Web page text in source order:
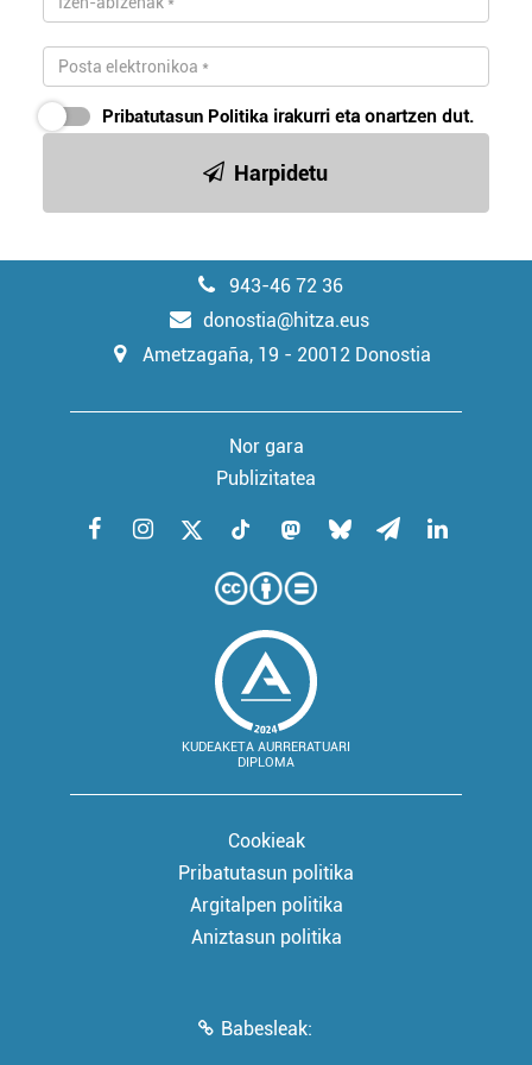
Pribatutasun Politika irakurri eta onartzen dut.
Harpidetu
943-46 72 36
donostia@hitza.eus
Ametzagaña, 19 - 20012 Donostia
Nor gara
Publizitatea
KUDEAKETA AURRERATUARI
DIPLOMA
Cookieak
Pribatutasun politika
Argitalpen politika
Aniztasun politika
Babesleak: